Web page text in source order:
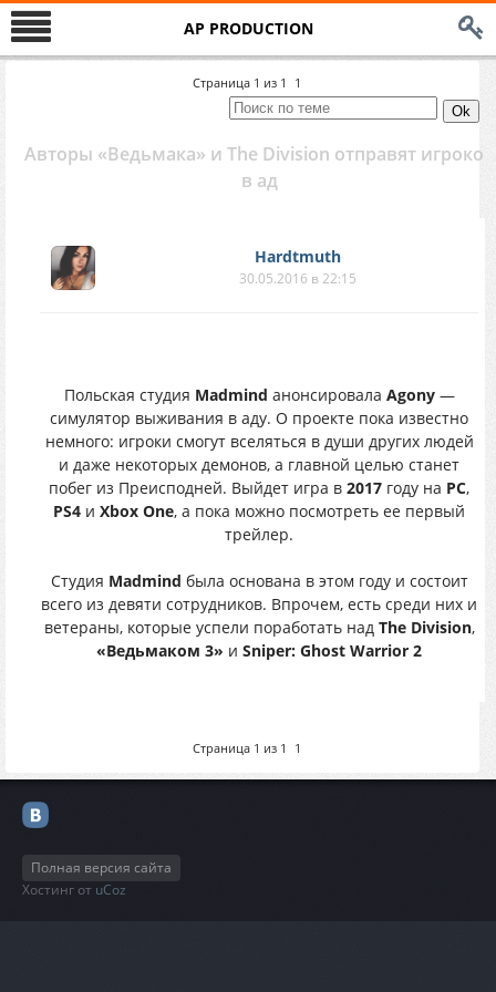
AP PRODUCTION
Страница 1 из 1 1
Авторы «Ведьмака» и The Division отправят игроков
в ад
Hardtmuth
30.05.2016 в 22:15
Польская студия Madmind анонсировала Agony—
симулятор выживания в аду. О проекте пока известно
немного: игроки смогут вселяться в души других людей
и даже некоторых демонов, а главной целью станет
побег из Преисподней. Выйдет игра в 2017 году на PC,
PS4 и Xbox One, а пока можно посмотреть ее первый
трейлер.
Студия Madmind была основана в этом году и состоит
всего из девяти сотрудников. Впрочем, есть среди них и
ветераны, которые успели поработать надThe Division,
«Ведьмаком 3» и Sniper: Ghost Warrior 2
Страница 1 из 1 1
Полная версия сайта
Хостинг от uCoz